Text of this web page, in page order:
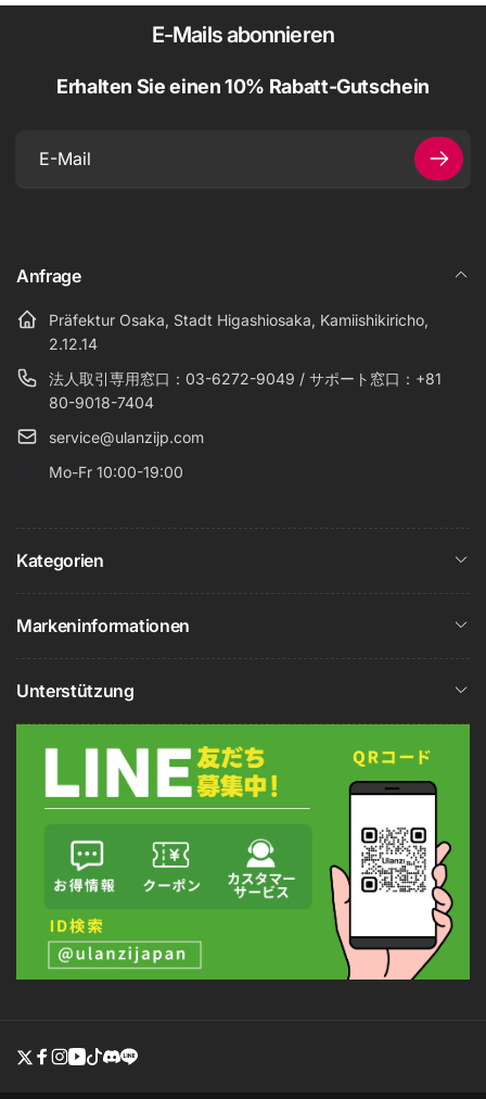
E-Mails abonnieren
Erhalten Sie einen 10% Rabatt-Gutschein
Anfrage
Präfektur Osaka, Stadt Higashiosaka, Kamiishikiricho,
2.12.14
法人取引専用窓口：03-6272-9049 / サポート窓口：+81
80-9018-7404
service@ulanzijp.com
Mo-Fr 10:00-19:00
Kategorien
Markeninformationen
Unterstützung
Twitter
Facebook
Instagram
YouTube
TikTok
discord
line